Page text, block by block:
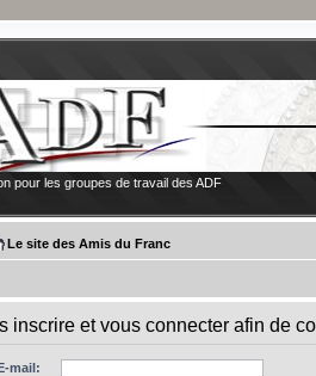
pour les groupes de travail des ADF
Le site des Amis du Franc
inscrire et vous connecter afin de
mail: